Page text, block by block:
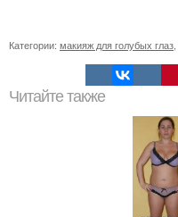
Категории: макияж для голубых глаз
Читайте также